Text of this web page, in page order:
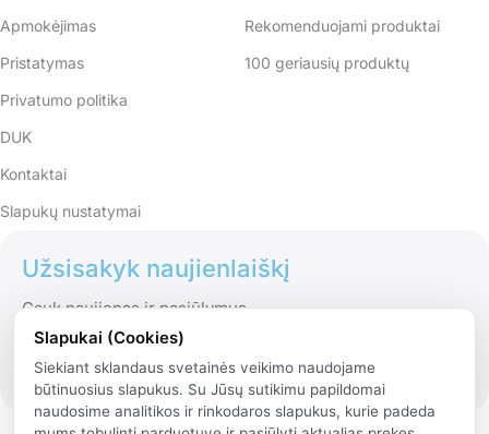
Apmokėjimas
Pristatymas
Privatumo politika
DUK
Kontaktai
Slapukų nustatymai
Rekomenduojami produktai
100 geriausių produktų
Užsisakyk naujienlaiškį
Gauk naujienas ir pasiūlymus
Slapukai (Cookies)
Siekiant sklandaus svetainės veikimo naudojame
būtinuosius slapukus. Su Jūsų sutikimu papildomai
naudosime analitikos ir rinkodaros slapukus, kurie padeda